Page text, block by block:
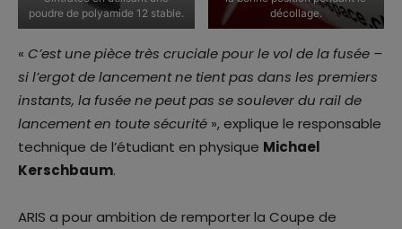
poudre de polyamide 12 stable.
décollage.
« C’est une pièce très cruciale pour le vol de la fusée –
si l’ergot de lancement ne tient pas dans les premiers
instants, la fusée ne peut pas se soulever du rail de
lancement en toute sécurité », explique le responsable
technique de l’étudiant en physique Michael
Kerschbaum.
ARIS a pour ambition de remporter la Coupe de